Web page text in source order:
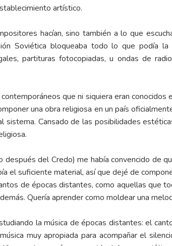
artístico.
hacían, sino también a lo que
Soviética bloqueaba todo lo que podía
partituras fotocopiadas, u ondas de
que ni siquiera eran conocidos
una obra religiosa en un país
sistema. Cansado de las posibilidades
del Credo) me había convencido de
el suficiente material, así que dejé de
de épocas distantes, como aquellas que
Quería aprender como moldear una
la música de épocas distantes: el
muy apropiada para acompañar el